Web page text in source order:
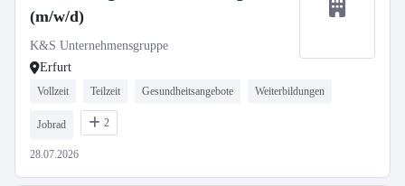
(m/w/d)
K&S Unternehmensgruppe
Erfurt
Vollzeit Teilzeit Gesundheitsangebote Weiterbildungen
Jobrad 2
28.07.2026